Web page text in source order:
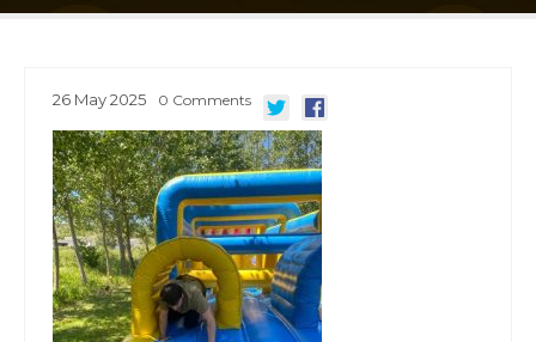
26 May2025 0 Comments